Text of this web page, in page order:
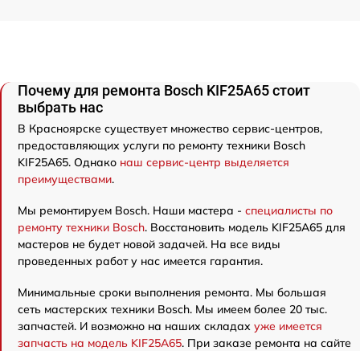
Почему для ремонта Bosch KIF25A65 стоит
выбрать нас
В Красноярске существует множество сервис-центров,
предоставляющих услуги по ремонту техники Bosch
KIF25A65. Однако наш сервис-центр выделяется
преимуществами.
Мы ремонтируем Bosch. Наши мастера - специалисты по
ремонту техники Bosch. Восстановить модель KIF25A65 для
мастеров не будет новой задачей. На все виды
проведенных работ у нас имеется гарантия.
Минимальные сроки выполнения ремонта. Мы большая
сеть мастерских техники Bosch. Мы имеем более 20 тыс.
запчастей. И возможно на наших складах уже имеется
запчасть на модель KIF25A65. При заказе ремонта на сайте